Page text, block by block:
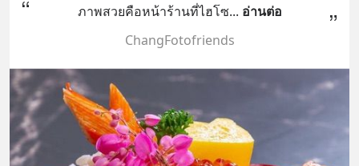
ภาพสวยคือหน้าร้านที่ไฮโซ... อ่านต่อ
ChangFotofriends